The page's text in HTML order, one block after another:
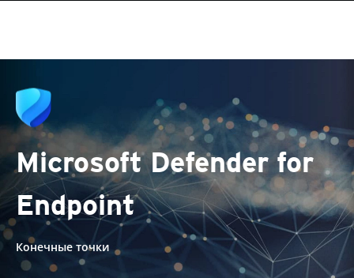
Microsoft Defender for
Endpoint
Конечные точки